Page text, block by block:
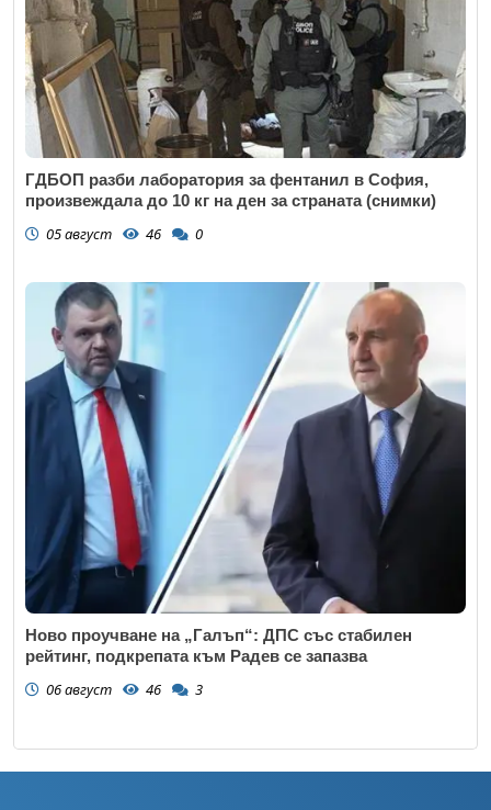
ГДБОП разби лаборатория за фентанил в София,
произвеждала до 10 кг на ден за страната (снимки)
05 август 46 0
Ново проучване на „Галъп“: ДПС със стабилен
рейтинг, подкрепата към Радев се запазва
06 август 46 3